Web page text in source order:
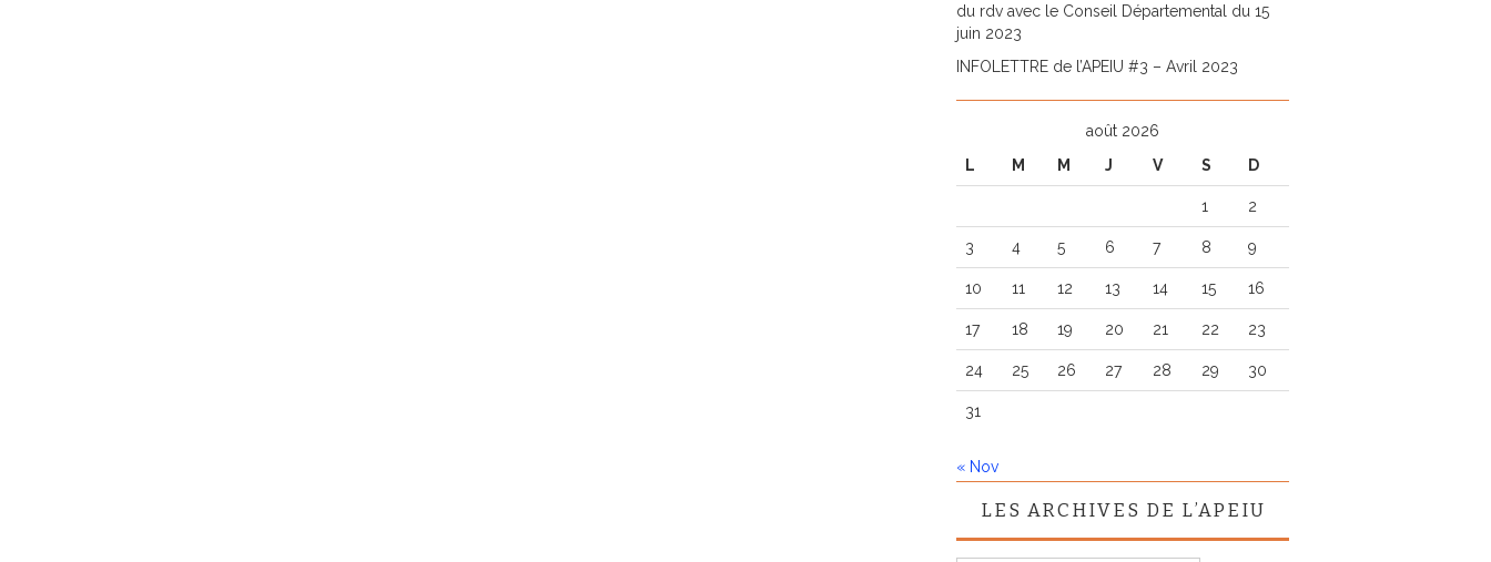
du rdv avec le Conseil Départemental du 15
juin 2023
INFOLETTRE de l’APEIU #3 – Avril 2023
août 2026
L
M M J V S D
1 2
3 4 5 6 7 8 9
10 11 12 13 14 15 16
17 18 19 20 21 22 23
24 25 26 27 28 29 30
31
« Nov
LES ARCHIVES DE L’APEIU